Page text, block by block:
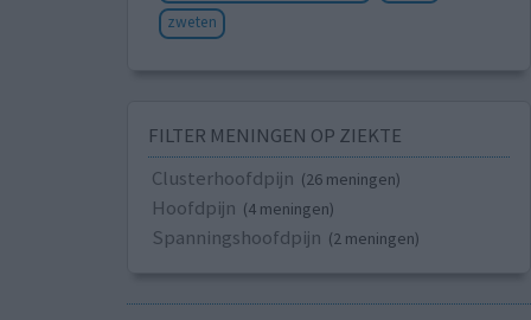
zweten
FILTER MENINGEN OP ZIEKTE
Clusterhoofdpijn (26 meningen)
Hoofdpijn (4 meningen)
Spanningshoofdpijn (2 meningen)